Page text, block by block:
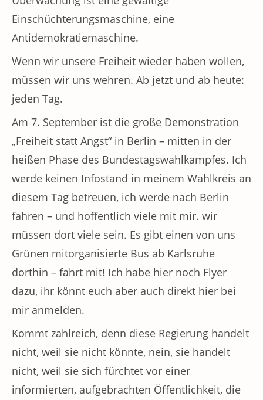
Einschüchterungsmaschine, eine
Antidemokratiemaschine.
Wenn wir unsere Freiheit wieder haben wollen,
müssen wir uns wehren. Ab jetzt und ab heute:
jeden Tag.
Am 7. September ist die große Demonstration
„Freiheit statt Angst“ in Berlin – mitten in der
heißen Phase des Bundestagswahlkampfes. Ich
werde keinen Infostand in meinem Wahlkreis an
diesem Tag betreuen, ich werde nach Berlin
fahren – und hoffentlich viele mit mir. wir
müssen dort viele sein. Es gibt einen von uns
Grünen mitorganisierte Bus ab Karlsruhe
dorthin – fahrt mit! Ich habe hier noch Flyer
dazu, ihr könnt euch aber auch direkt hier bei
mir anmelden.
Kommt zahlreich, denn diese Regierung handelt
nicht, weil sie nicht könnte, nein, sie handelt
nicht, weil sie sich fürchtet vor einer
informierten, aufgebrachten Öffentlichkeit, die